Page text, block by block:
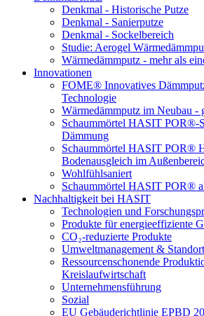
Denkmal - Historische Putze
Denkmal - Sanierputze
Denkmal - Sockelbereich
Studie: Aerogel
Wärmedämmputz - mehr als
Innovationen
FOME® Innovatives
Technologie
Wärmedämmputz im Neubau -
Schaummörtel HASIT POR®-
Dämmung
Schaummörtel HASIT POR®
Bodenausgleich im
Wohlfühlsaniert
Schaummörtel HASIT POR®
Nachhaltigkeit bei HASIT
Technologien und
Produkte für energieeffiziente
CO₂-reduzierte Produkte
Umweltmanagement &
Ressourcenschonende
Kreislaufwirtschaft
Unternehmensführung
Sozial
EU Gebäuderichtlinie EPBD